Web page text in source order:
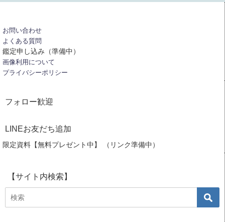
お問い合わせ
よくある質問
鑑定申し込み（準備中）
画像利用について
プライバシーポリシー
フォロー歓迎
LINEお友だち追加
限定資料【無料プレゼント中】 （リンク準備中）
【サイト内検索】